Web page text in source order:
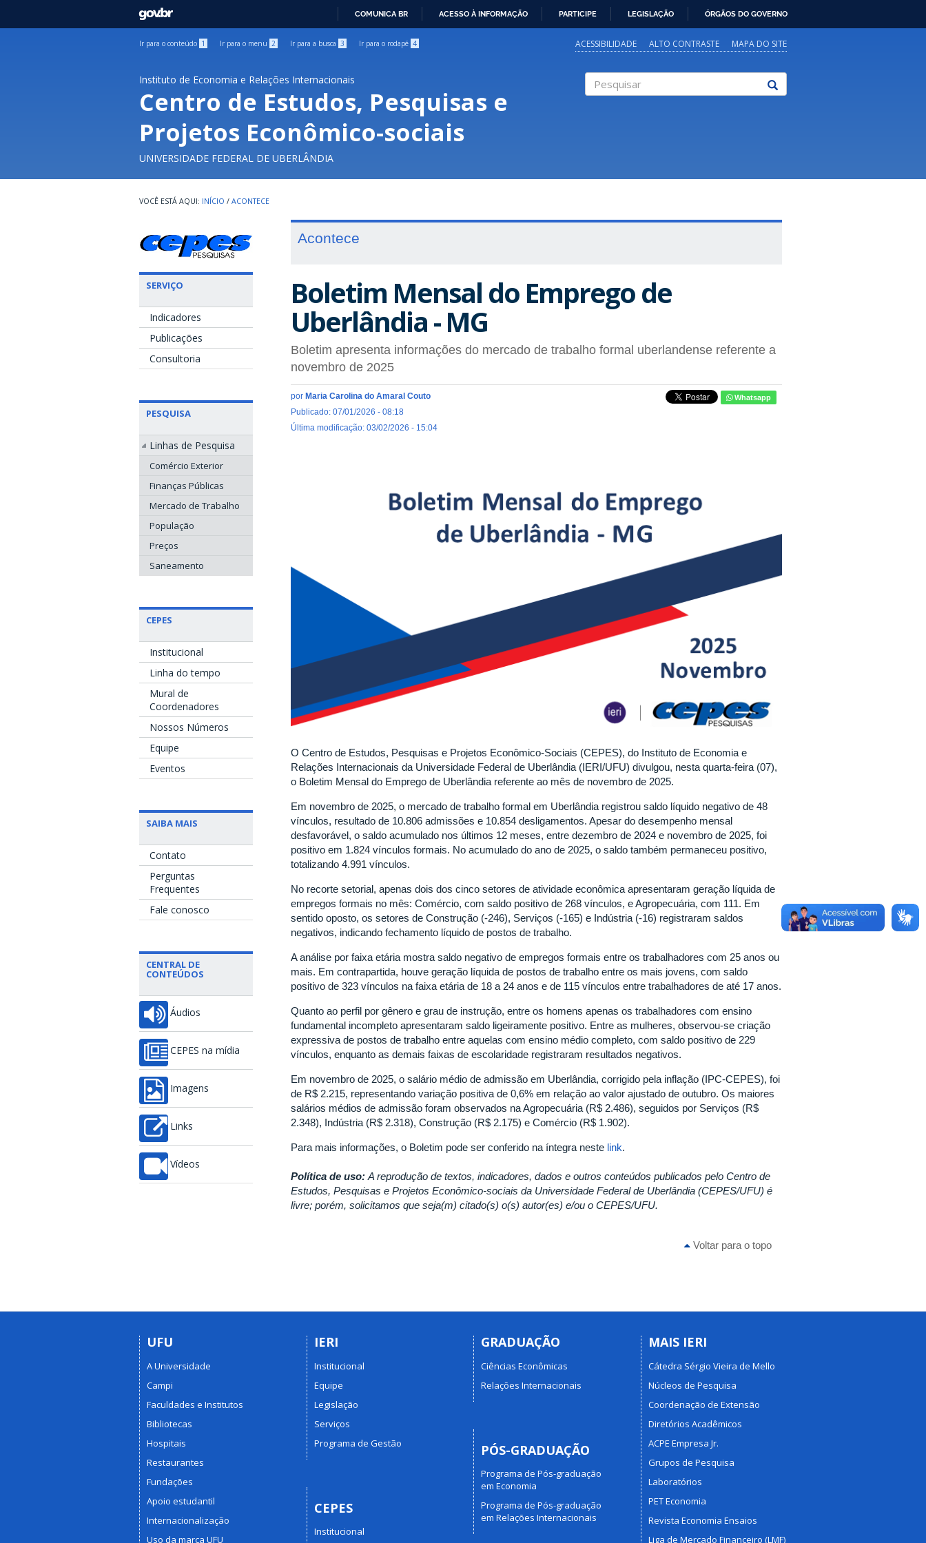
GOVBR
COMUNICA BR ACESSO À INFORMAÇÃO PARTICIPE LEGISLAÇÃO ÓRGÃOS DO GOVERNO
Ir para o conteúdo 1 Ir para o menu 2 Ir para a busca 3 Ir para o rodapé 4 ACESSIBILIDADE ALTO CONTRASTE MAPA DO SITE
Instituto de Economia e Relações Internacionais
Centro de Estudos, Pesquisas e
Projetos Econômico-sociais
UNIVERSIDADE FEDERAL DE UBERLÂNDIA
INÍCIO / ACONTECE
SERVIÇO
Indicadores
Publicações
Consultoria
PESQUISA
Linhas de Pesquisa
Comércio Exterior
Finanças Públicas
Mercado de Trabalho
População
Preços
Saneamento
CEPES
Institucional
Linha do tempo
Mural de
Coordenadores
Nossos Números
Equipe
Eventos
SAIBA MAIS
Contato
Perguntas
Frequentes
Fale conosco
CENTRAL DE
CONTEÚDOS
Áudios
CEPES na mídia
Imagens
Links
Vídeos
Acontece
Boletim Mensal do Emprego de
Uberlândia - MG
Boletim apresenta informações do mercado de trabalho formal uberlandense referente a
novembro de 2025
por Maria Carolina do Amaral Couto
Publicado: 07/01/2026 - 08:18
Última modificação: 03/02/2026 - 15:04
Whatsapp
O Centro de Estudos, Pesquisas e Projetos Econômico-Sociais (CEPES), do Instituto de Economia e
Relações Internacionais da Universidade Federal de Uberlândia (IERI/UFU) divulgou, nesta quarta-feira (07),
o Boletim Mensal do Emprego de Uberlândia referente ao mês de novembro de 2025.
Em novembro de 2025, o mercado de trabalho formal em Uberlândia registrou saldo líquido negativo de 48
vínculos, resultado de 10.806 admissões e 10.854 desligamentos. Apesar do desempenho mensal
desfavorável, o saldo acumulado nos últimos 12 meses, entre dezembro de 2024 e novembro de 2025, foi
positivo em 1.824 vínculos formais. No acumulado do ano de 2025, o saldo também permaneceu positivo,
totalizando 4.991 vínculos.
No recorte setorial, apenas dois dos cinco setores de atividade econômica apresentaram geração líquida de
empregos formais no mês: Comércio, com saldo positivo de 268 vínculos, e Agropecuária, com 111. Em
sentido oposto, os setores de Construção (-246), Serviços (-165) e Indústria (-16) registraram saldos
negativos, indicando fechamento líquido de postos de trabalho.
A análise por faixa etária mostra saldo negativo de empregos formais entre os trabalhadores com 25 anos ou
mais. Em contrapartida, houve geração líquida de postos de trabalho entre os mais jovens, com saldo
positivo de 323 vínculos na faixa etária de 18 a 24 anos e de 115 vínculos entre trabalhadores de até 17 anos.
Quanto ao perfil por gênero e grau de instrução, entre os homens apenas os trabalhadores com ensino
fundamental incompleto apresentaram saldo ligeiramente positivo. Entre as mulheres, observou-se criação
expressiva de postos de trabalho entre aquelas com ensino médio completo, com saldo positivo de 229
vínculos, enquanto as demais faixas de escolaridade registraram resultados negativos.
Em novembro de 2025, o salário médio de admissão em Uberlândia, corrigido pela inflação (IPC-CEPES), foi
de R$ 2.215, representando variação positiva de 0,6% em relação ao valor ajustado de outubro. Os maiores
salários médios de admissão foram observados na Agropecuária (R$ 2.486), seguidos por Serviços (R$
2.348), Indústria (R$ 2.318), Construção (R$ 2.175) e Comércio (R$ 1.902).
Para mais informações, o Boletim pode ser conferido na íntegra neste link.
Política de uso: A reprodução de textos, indicadores, dados e outros conteúdos publicados pelo Centro de
Estudos, Pesquisas e Projetos Econômico-sociais da Universidade Federal de Uberlândia (CEPES/UFU) é
livre; porém, solicitamos que seja(m) citado(s) o(s) autor(es) e/ou o CEPES/UFU.
Voltar para o topo
UFU
A Universidade
Campi
Faculdades e Institutos
Bibliotecas
Hospitais
Restaurantes
Fundações
Apoio estudantil
Internacionalização
Uso da marca UFU
IERI
Institucional
Equipe
Legislação
Serviços
Programa de Gestão
CEPES
Institucional
GRADUAÇÃO
Ciências Econômicas
Relações Internacionais
PÓS-GRADUAÇÃO
Programa de Pós-graduação
em Economia
Programa de Pós-graduação
em Relações Internacionais
MAIS IERI
Cátedra Sérgio Vieira de Mello
Núcleos de Pesquisa
Coordenação de Extensão
Diretórios Acadêmicos
ACPE Empresa Jr.
Grupos de Pesquisa
Laboratórios
PET Economia
Revista Economia Ensaios
Liga de Mercado Financeiro (LMF)